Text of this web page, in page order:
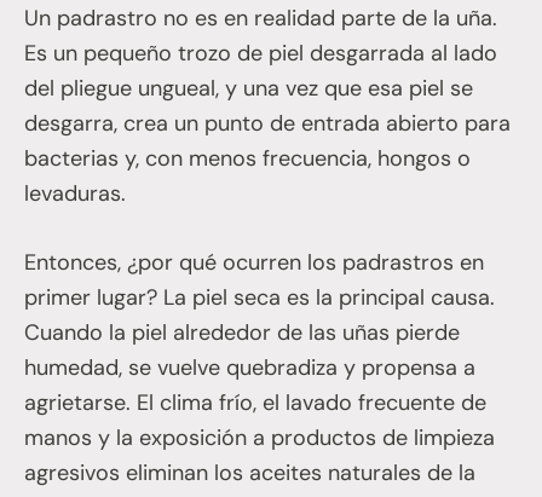
Un padrastro no es en realidad parte de la uña.
Es un pequeño trozo de piel desgarrada al lado
del pliegue ungueal, y una vez que esa piel se
desgarra, crea un punto de entrada abierto para
bacterias y, con menos frecuencia, hongos o
levaduras.
Entonces, ¿por qué ocurren los padrastros en
primer lugar? La piel seca es la principal causa.
Cuando la piel alrededor de las uñas pierde
humedad, se vuelve quebradiza y propensa a
agrietarse. El clima frío, el lavado frecuente de
manos y la exposición a productos de limpieza
agresivos eliminan los aceites naturales de la